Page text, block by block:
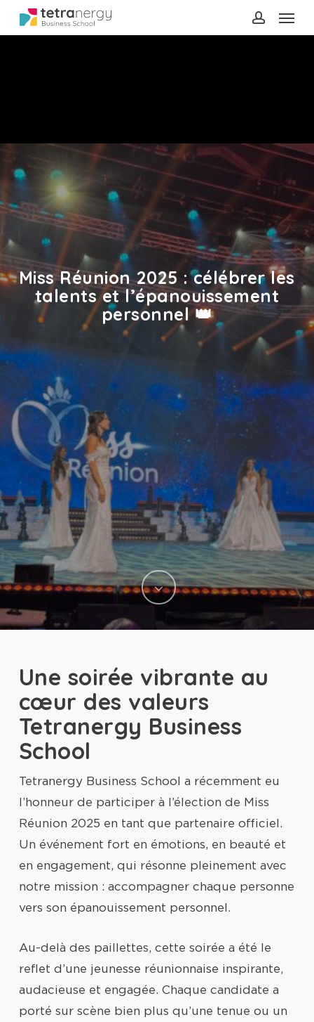
Skip
account
Miss Réunion 2025 : célébrer les
talents et l’épanouissement
personnel 👑
Une soirée vibrante au
cœur des valeurs
Tetranergy Business
School
Tetranergy Business School a récemment eu
l’honneur de participer à l’élection de Miss
Réunion 2025 en tant que partenaire officiel.
Un événement fort en émotions, en beauté et
en engagement, qui résonne pleinement avec
notre mission : accompagner chaque personne
vers son épanouissement personnel.
Au-delà des paillettes, cette soirée a été le
reflet d’une jeunesse réunionnaise inspirante,
audacieuse et engagée. Chaque candidate a
porté sur scène bien plus qu’une tenue ou un